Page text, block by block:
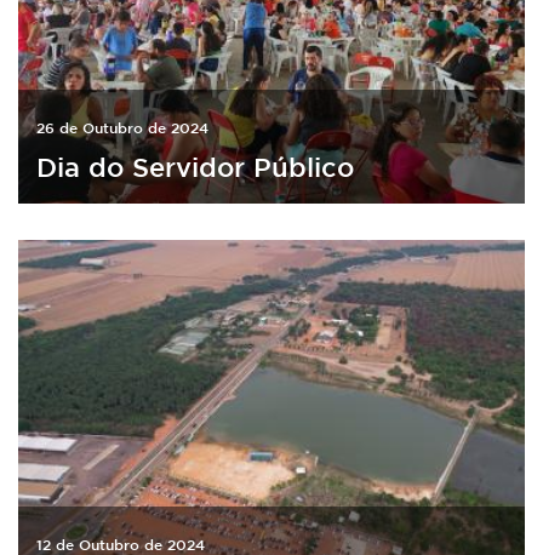
26 de Outubro de 2024
Dia do Servidor Público
12 de Outubro de 2024